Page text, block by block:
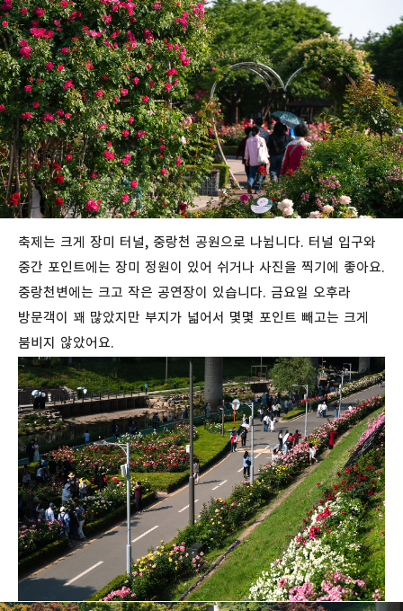
축제는 크게 장미 터널, 중랑천 공원으로 나뉩니다. 터널 입구와
중간 포인트에는 장미 정원이 있어 쉬거나 사진을 찍기에 좋아요.
중랑천변에는 크고 작은 공연장이 있습니다. 금요일 오후라
방문객이 꽤 많았지만 부지가 넓어서 몇몇 포인트 빼고는 크게
붐비지 않았어요.